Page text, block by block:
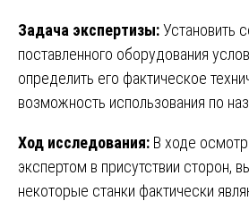
Задача экспертизы:Установить
поставленного оборудования
определить его фактическое
возможность использования по
Ход исследования: В ходе
экспертом в присутствии сторон,
некоторые станки фактически